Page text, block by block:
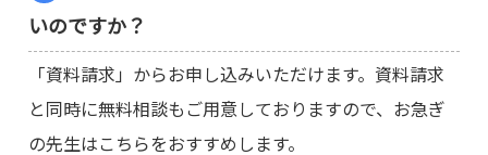
いのですか？
「資料請求」からお申し込みいただけます。資料請求
と同時に無料相談もご用意しておりますので、お急ぎ
の先生はこちらをおすすめします。